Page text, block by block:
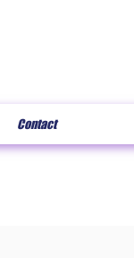
Contact